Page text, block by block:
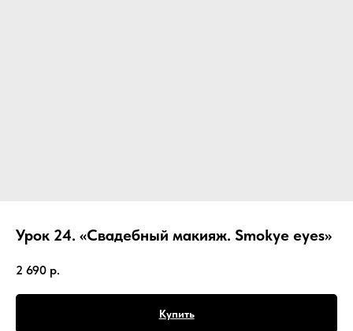
Урок 24. «Свадебный макияж. Smokye eyes»
2 690 р.
Купить